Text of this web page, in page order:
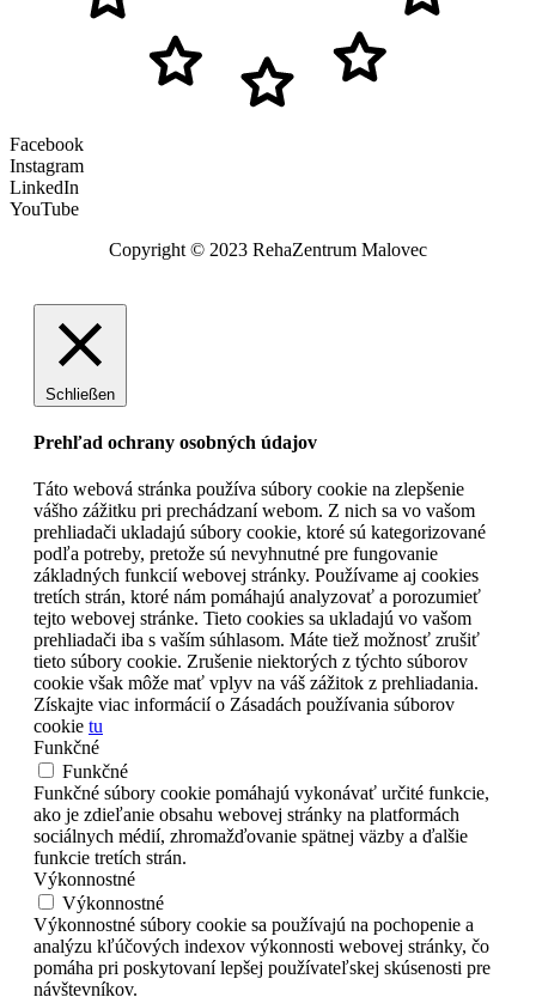
Facebook
Instagram
LinkedIn
YouTube
Copyright © 2023 RehaZentrum Malovec
Schließen
Prehľad ochrany osobných údajov
Táto webová stránka používa súbory cookie na zlepšenie
vášho zážitku pri prechádzaní webom. Z nich sa vo vašom
prehliadači ukladajú súbory cookie, ktoré sú kategorizované
podľa potreby, pretože sú nevyhnutné pre fungovanie
základných funkcií webovej stránky. Používame aj cookies
tretích strán, ktoré nám pomáhajú analyzovať a porozumieť
tejto webovej stránke. Tieto cookies sa ukladajú vo vašom
prehliadači iba s vaším súhlasom. Máte tiež možnosť zrušiť
tieto súbory cookie. Zrušenie niektorých z týchto súborov
cookie však môže mať vplyv na váš zážitok z prehliadania.
Získajte viac informácií o Zásadách používania súborov
cookie tu
Funkčné
Funkčné
Funkčné súbory cookie pomáhajú vykonávať určité funkcie,
ako je zdieľanie obsahu webovej stránky na platformách
sociálnych médií, zhromažďovanie spätnej väzby a ďalšie
funkcie tretích strán.
Výkonnostné
Výkonnostné
Výkonnostné súbory cookie sa používajú na pochopenie a
analýzu kľúčových indexov výkonnosti webovej stránky, čo
pomáha pri poskytovaní lepšej používateľskej skúsenosti pre
návštevníkov.